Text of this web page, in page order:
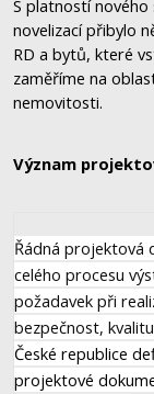
S platností nového
novelizací přibylo
RD a bytů, které
zaměříme na
nemovitosti.
Význam
Řádná projektová
celého procesu
požadavek při
bezpečnost,
České republice
projektové